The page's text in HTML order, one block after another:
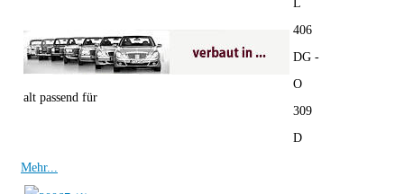
alt passend für
L
406
DG -
O
309
D
Mehr...